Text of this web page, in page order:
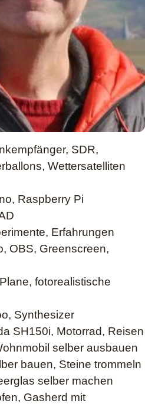
SDR,
Wettersatelliten
Raspberry Pi
Erfahrungen
OBS, Greenscreen,
fotorealistische
Synthesizer
SH150i, Motorrad, Reisen
selber ausbauen
bauen, Steine trommeln
selber machen
Gasherd mit